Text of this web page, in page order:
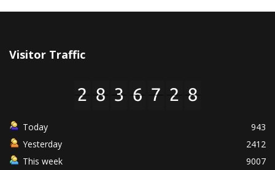
Visitor Traffic
Today
943
Yesterday
2412
This week
9007